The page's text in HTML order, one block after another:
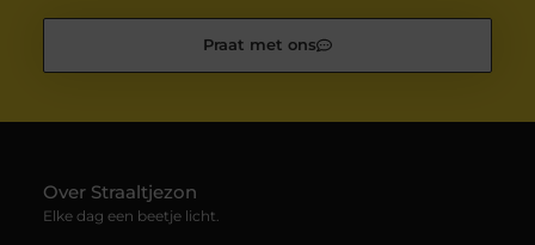
Praat met ons
Over Straaltjezon
Elke dag een beetje licht.